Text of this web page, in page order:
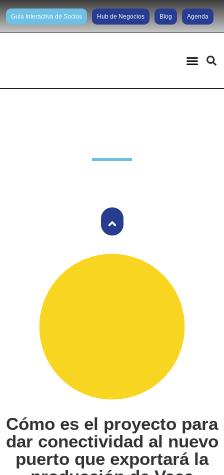
Guía Interactiva de Socios Hub de Negocios Blog Agenda
Cómo es el proyecto para
dar conectividad al nuevo
puerto que exportará la